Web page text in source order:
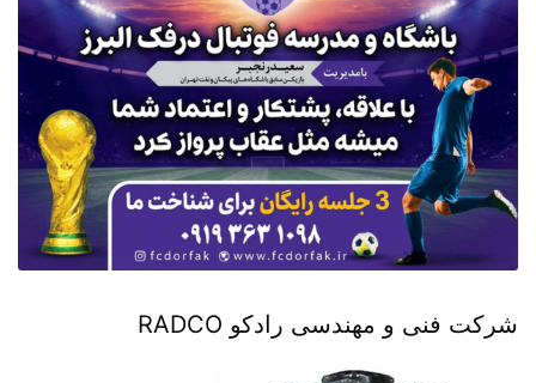
شرکت فنی و مهندسی رادکو RADCO